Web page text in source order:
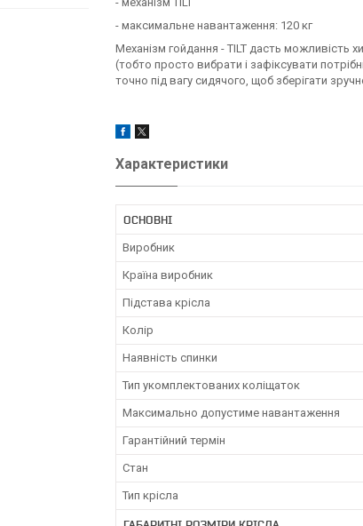
- максимальне навантаження: 120 кг
Механізм гойдання - TILT дасть можливість
(тобто просто вибрати і зафіксувати
точно під вагу сидячого, щоб зберігати
Характеристики
ОСНОВНІ
Виробник
Країна виробник
Підстава крісла
Колір
Наявність спинки
Тип укомплектованих коліщаток
Максимально допустиме навантаження
Гарантійний термін
Стан
Тип крісла